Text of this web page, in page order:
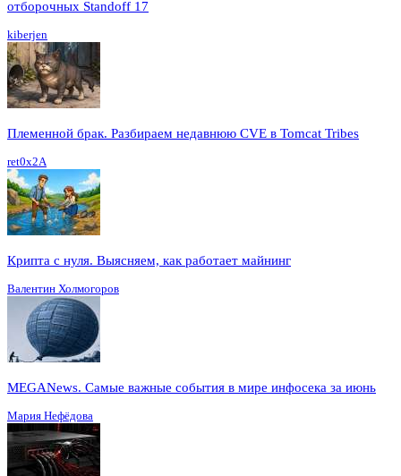
отборочных Standoff 17
kiberjen
Племенной брак. Разбираем недавнюю CVE в Tomcat Tribes
ret0x2A
Крипта с нуля. Выясняем, как работает майнинг
Валентин Холмогоров
MEGANews. Cамые важные события в мире инфосека за июнь
Мария Нефёдова